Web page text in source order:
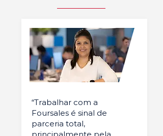
“Trabalhar com a
Foursales é sinal de
parceria total,